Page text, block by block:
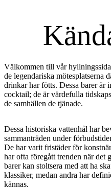
Välkommen till vår
de legendariska mötesplatserna
drinkar har fötts. Dessa barer är
cocktail; de är värdefulla
de samhällen de tjänade.
Dessa historiska vattenhål har
sammanträden under
De har varit fristäder för
har ofta föregått trenden när det
barer kan stoltsera med att ha
klassiker, medan andra har
kännas.